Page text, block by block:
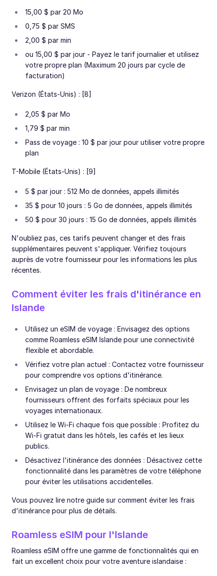
15,00 $ par 20 Mo
0,75 $ par SMS
2,00 $ par min
ou 15,00 $ par jour - Payez le tarif journalier et utilisez
votre propre plan (Maximum 20 jours par cycle de
facturation)
Verizon (États-Unis) : [8]
2,05 $ par Mo
1,79 $ par min
Pass de voyage : 10 $ par jour pour utiliser votre propre
plan
T-Mobile (États-Unis) : [9]
5 $ par jour : 512 Mo de données, appels illimités
35 $ pour 10 jours : 5 Go de données, appels illimités
50 $ pour 30 jours : 15 Go de données, appels illimités
N'oubliez pas, ces tarifs peuvent changer et des frais
supplémentaires peuvent s'appliquer. Vérifiez toujours
auprès de votre fournisseur pour les informations les plus
récentes.
Comment éviter les frais d'itinérance en
Islande
Utilisez un eSIM de voyage : Envisagez des options
comme Roamless eSIM Islande pour une connectivité
flexible et abordable.
Vérifiez votre plan actuel : Contactez votre fournisseur
pour comprendre vos options d'itinérance.
Envisagez un plan de voyage : De nombreux
fournisseurs offrent des forfaits spéciaux pour les
voyages internationaux.
Utilisez le Wi-Fi chaque fois que possible : Profitez du
Wi-Fi gratuit dans les hôtels, les cafés et les lieux
publics.
Désactivez l'itinérance des données : Désactivez cette
fonctionnalité dans les paramètres de votre téléphone
pour éviter les utilisations accidentelles.
Vous pouvez lire notre guide sur comment éviter les frais
d'itinérance pour plus de détails.
Roamless eSIM pour l'Islande
Roamless eSIM offre une gamme de fonctionnalités qui en
fait un excellent choix pour votre aventure islandaise :